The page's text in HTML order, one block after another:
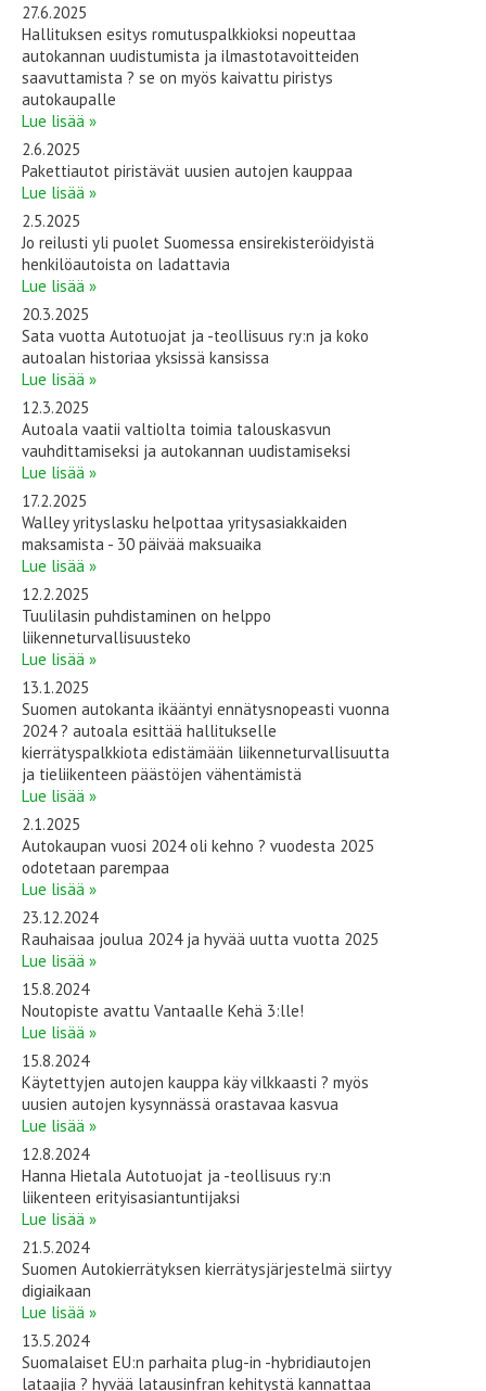
27.6.2025
Hallituksen esitys romutuspalkkioksi nopeuttaa
autokannan uudistumista ja ilmastotavoitteiden
saavuttamista ? se on myös kaivattu piristys
autokaupalle
Lue lisää »
2.6.2025
Pakettiautot piristävät uusien autojen kauppaa
Lue lisää »
2.5.2025
Jo reilusti yli puolet Suomessa ensirekisteröidyistä
henkilöautoista on ladattavia
Lue lisää »
20.3.2025
Sata vuotta Autotuojat ja -teollisuus ry:n ja koko
autoalan historiaa yksissä kansissa
Lue lisää »
12.3.2025
Autoala vaatii valtiolta toimia talouskasvun
vauhdittamiseksi ja autokannan uudistamiseksi
Lue lisää »
17.2.2025
Walley yrityslasku helpottaa yritysasiakkaiden
maksamista - 30 päivää maksuaika
Lue lisää »
12.2.2025
Tuulilasin puhdistaminen on helppo
liikenneturvallisuusteko
Lue lisää »
13.1.2025
Suomen autokanta ikääntyi ennätysnopeasti vuonna
2024 ? autoala esittää hallitukselle
kierrätyspalkkiota edistämään liikenneturvallisuutta
ja tieliikenteen päästöjen vähentämistä
Lue lisää »
2.1.2025
Autokaupan vuosi 2024 oli kehno ? vuodesta 2025
odotetaan parempaa
Lue lisää »
23.12.2024
Rauhaisaa joulua 2024 ja hyvää uutta vuotta 2025
Lue lisää »
15.8.2024
Noutopiste avattu Vantaalle Kehä 3:lle!
Lue lisää »
15.8.2024
Käytettyjen autojen kauppa käy vilkkaasti ? myös
uusien autojen kysynnässä orastavaa kasvua
Lue lisää »
12.8.2024
Hanna Hietala Autotuojat ja -teollisuus ry:n
liikenteen erityisasiantuntijaksi
Lue lisää »
21.5.2024
Suomen Autokierrätyksen kierrätysjärjestelmä siirtyy
digiaikaan
Lue lisää »
13.5.2024
Suomalaiset EU:n parhaita plug-in -hybridiautojen
lataajia ? hyvää latausinfran kehitystä kannattaa